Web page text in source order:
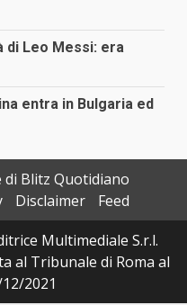
di Leo Messi: era
entra in Bulgaria ed
di Blitz Quotidiano
Disclaimer
Feed
Multimediale S.r.l.
al Tribunale di Roma al
2021